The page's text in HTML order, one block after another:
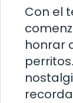
Con el
honrar